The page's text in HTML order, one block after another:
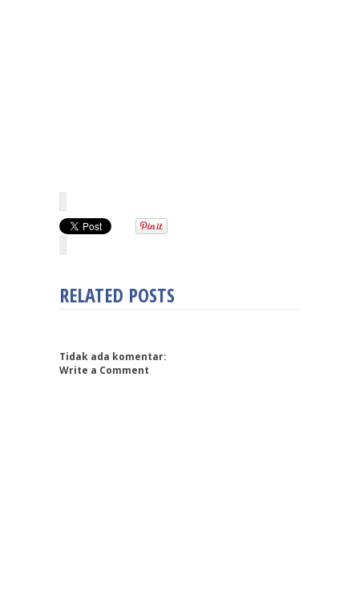
RELATED POSTS
Tidak ada komentar:
Write a Comment